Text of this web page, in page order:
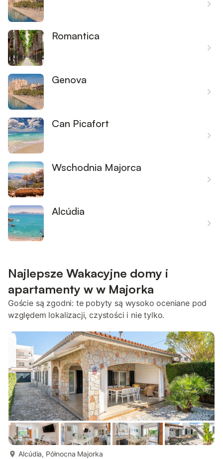
Romantica
Genova
Can Picafort
Wschodnia Majorca
Alcúdia
Najlepsze Wakacyjne domy i
apartamenty w w Majorka
Goście są zgodni: te pobyty są wysoko oceniane pod
względem lokalizacji, czystości i nie tylko.
Alcúdia, Północna Majorka